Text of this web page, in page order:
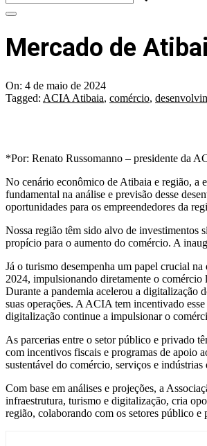
Mercado de
On: 4 de maio de 2024
Tagged: ACIA Atibaia, comércio,
*Por: Renato Russomanno – presidente da
No cenário econômico de Atibaia e região, a
fundamental na análise e previsão desse
oportunidades para os empreendedores da
Nossa região têm sido alvo de investimentos
propício para o aumento do comércio. A
Já o turismo desempenha um papel crucial
2024, impulsionando diretamente o comércio
Durante a pandemia acelerou a digitalização
suas operações. A ACIA tem incentivado
digitalização continue a impulsionar o
As parcerias entre o setor público e privado
com incentivos fiscais e programas de apoio
sustentável do comércio, serviços e indústrias
Com base em análises e projeções, a
infraestrutura, turismo e digitalização, cria
região, colaborando com os setores público